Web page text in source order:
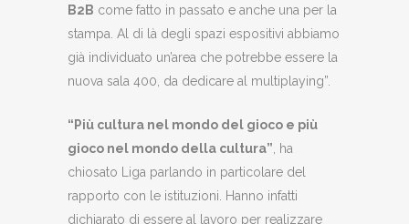
B2B come fatto in passato e anche una per la
stampa. Al di là degli spazi espositivi abbiamo
già individuato un’area che potrebbe essere la
nuova sala 400, da dedicare al multiplaying”.
“Più cultura nel mondo del gioco e più
gioco nel mondo della cultura”, ha
chiosato Liga parlando in particolare del
rapporto con le istituzioni. Hanno infatti
dichiarato di essere al lavoro per realizzare